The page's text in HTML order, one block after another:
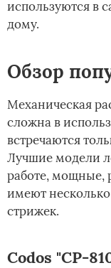
используются в
дому.
Обзор
Механическая
сложна в
встречаются
Лучшие модели
работе, мощные,
имеют
стрижек.
Codos "СР-